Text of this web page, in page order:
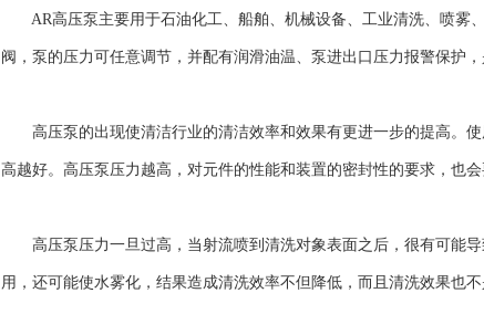
AR高压泵主要用于石油化工、船舶、机械设备、工业清洗、喷雾
阀，泵的压力可任意调节，并配有润滑油温、泵进出口压力报警保护
高压泵的出现使清洁行业的清洁效率和效果有更进一步的提高。使
高越好。高压泵压力越高，对元件的性能和装置的密封性的要求，也
高压泵压力一旦过高，当射流喷到清洗对象表面之后，很有可能导
用，还可能使水雾化，结果造成清洗效率不但降低，而且清洗效果也不